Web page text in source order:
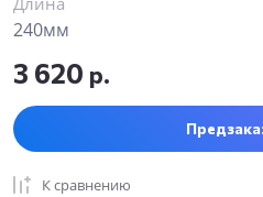
240мм
3 620 р.
К сравнению